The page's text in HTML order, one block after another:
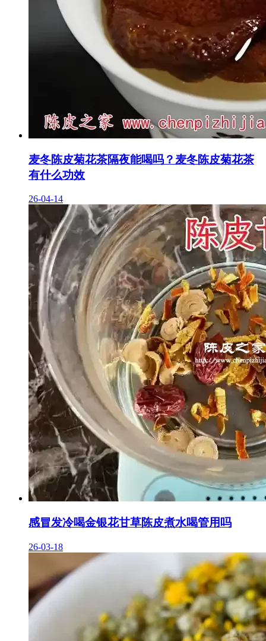
麦冬陈皮菊花茶隔夜能喝吗？麦冬陈皮菊花茶
有什么功效
26-04-14
感冒发冷喝金银花甘草陈皮煮水喝管用吗
26-03-18